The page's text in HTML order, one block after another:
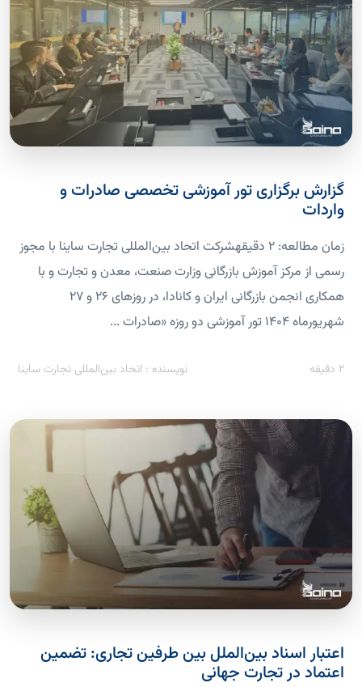
گزارش برگزاری تور آموزشی تخصصی صادرات و
واردات
زمان مطالعه: 2 دقیقهشرکت اتحاد بین‌المللی تجارت ساینا با مجوز
رسمی از مرکز آموزش بازرگانی وزارت صنعت، معدن و تجارت و با
همکاری انجمن بازرگانی ایران و کانادا، در روزهای ۲۶ و ۲۷
شهریورماه ۱۴۰۴ تور آموزشی دو روزه «صادرات ...
2 دقیقه نویسنده : اتحاد بین‌المللی تجارت ساینا
اعتبار اسناد بین‌الملل بین طرفین تجاری: تضمین
اعتماد در تجارت جهانی